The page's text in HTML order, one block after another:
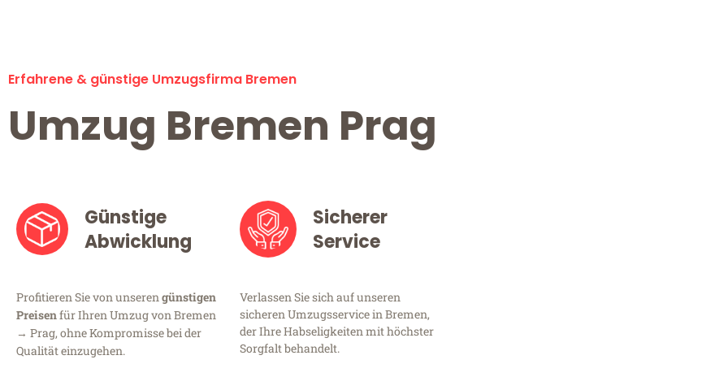
Erfahrene & günstige Umzugsfirma Bremen
Umzug Bremen Prag
Günstige
Abwicklung
Profitieren Sie von unserengünstigen
Preisenfür Ihren Umzug von Bremen
→ Prag, ohne Kompromisse bei der
Qualität einzugehen.
Sicherer
Service
Verlassen Sie sich auf unseren
sicheren Umzugsservice in Bremen,
der Ihre Habseligkeiten mit höchster
Sorgfalt behandelt.